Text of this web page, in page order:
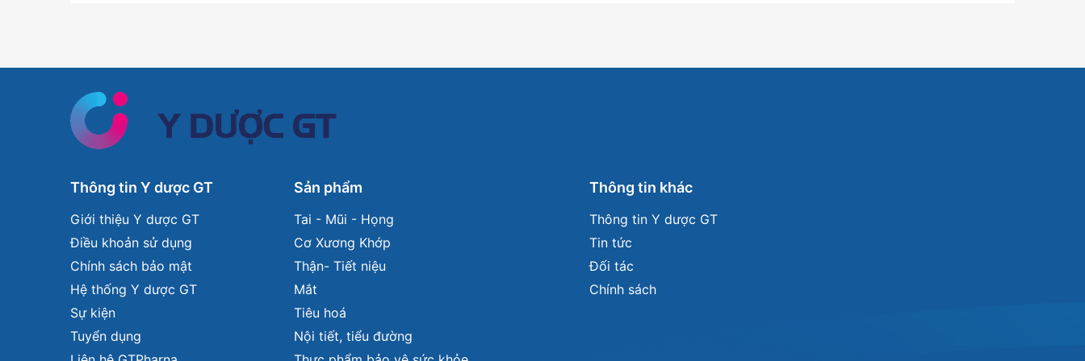
chức năng sinh sản bình thường ở nam giới.
Thông tin Y dược GT
Giới thiệu Y dược GT
Điều khoản sử dụng
Chính sách bảo mật
Hệ thống Y dược GT
Sự kiện
Tuyển dụng
Sản phẩm
Tai - Mũi - Họng
Cơ Xương Khớp
Thận- Tiết niệu
Mắt
Tiêu hoá
Nội tiết, tiểu đường
Thông tin khác
Thông tin Y dược GT
Tin tức
Đối tác
Chính sách